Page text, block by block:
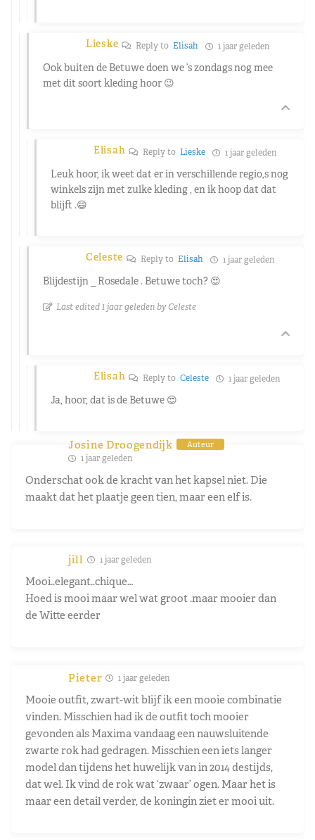
Lieske Reply toElisah 1 jaar geleden
Ook buiten de Betuwe doen we ’s zondags nog mee
met dit soort kleding hoor 😉
Elisah Reply toLieske 1 jaar geleden
Leuk hoor, ik weet dat er in verschillende regio,s nog
winkels zijn met zulke kleding , en ik hoop dat dat
blijft .😄
Celeste Reply to Elisah 1 jaar geleden
Blijdestijn _ Rosedale . Betuwe toch? 😍
Last edited 1 jaar geleden by Celeste
Elisah Reply toCeleste 1 jaar geleden
Ja, hoor, dat is de Betuwe 😍
Josine Droogendijk Auteur
1 jaar geleden
Onderschat ook de kracht van het kapsel niet. Die
maakt dat het plaatje geen tien, maar een elf is.
jill 1 jaar geleden
Mooi..elegant..chique…
Hoed is mooi maar wel wat groot .maar mooier dan
de Witte eerder
Pieter 1 jaar geleden
Mooie outfit, zwart-wit blijf ik een mooie combinatie
vinden. Misschien had ik de outfit toch mooier
gevonden als Maxima vandaag een nauwsluitende
zwarte rok had gedragen. Misschien een iets langer
model dan tijdens het huwelijk van in 2014 destijds,
dat wel. Ik vind de rok wat ‘zwaar’ ogen. Maar het is
maar een detail verder, de koningin ziet er mooi uit.